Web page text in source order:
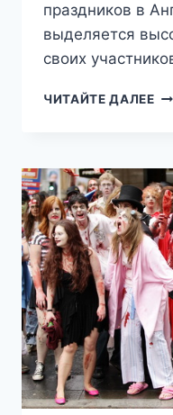
праздников в
выделяется
своих
ЧИТАЙТЕ ДАЛЕЕ